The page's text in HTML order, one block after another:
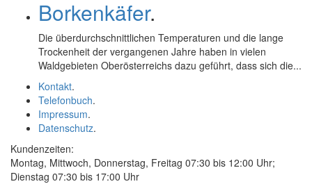
Borkenkäfer.
Die überdurchschnittlichen Temperaturen und die lange
Trockenheit der vergangenen Jahre haben in vielen
Waldgebieten Oberösterreichs dazu geführt, dass sich die...
Kontakt.
Telefonbuch.
Impressum.
Datenschutz.
Kundenzeiten:
Montag, Mittwoch, Donnerstag, Freitag 07:30 bis 12:00 Uhr;
Dienstag 07:30 bis 17:00 Uhr